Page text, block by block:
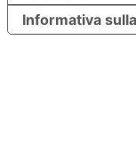
Informativa